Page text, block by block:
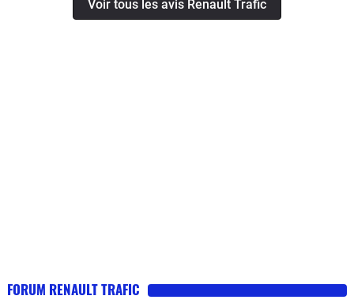
est fait pour. Même avec seulement
mets me permettent de faire 1000 à
Voir tous les avis Renault Trafic
FORUM RENAULT TRAFIC